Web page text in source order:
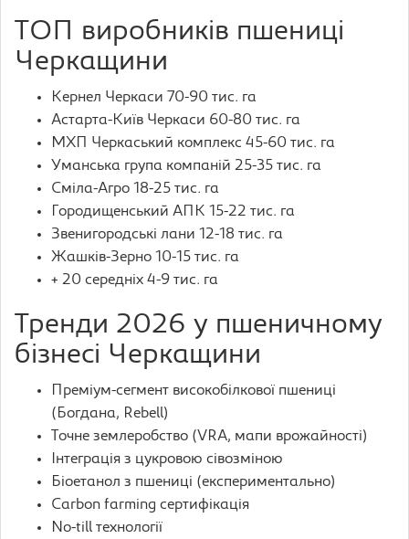
ТОП виробників пшениці
Черкащини
Кернел Черкаси 70-90 тис. га
Астарта-Київ Черкаси 60-80 тис. га
МХП Черкаський комплекс 45-60 тис. га
Уманська група компаній 25-35 тис. га
Сміла-Агро 18-25 тис. га
Городищенський АПК 15-22 тис. га
Звенигородські лани 12-18 тис. га
Жашків-Зерно 10-15 тис. га
+ 20 середніх 4-9 тис. га
Тренди 2026 у пшеничному
бізнесі Черкащини
Преміум-сегмент високобілкової пшениці
(Богдана, Rebell)
Точне землеробство (VRA, мапи врожайності)
Інтеграція з цукровою сівозміною
Біоетанол з пшениці (експериментально)
Carbon farming сертифікація
No-till технології